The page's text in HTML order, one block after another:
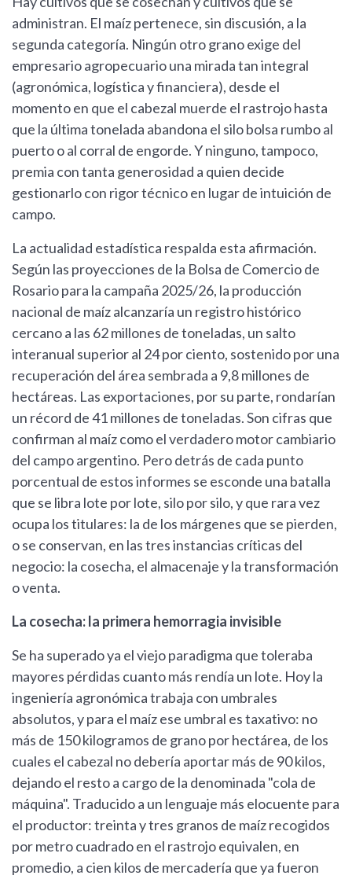
administran. El maíz pertenece, sin discusión, a la
segunda categoría. Ningún otro grano exige del
empresario agropecuario una mirada tan integral
(agronómica, logística y financiera), desde el
momento en que el cabezal muerde el rastrojo hasta
que la última tonelada abandona el silo bolsa rumbo al
puerto o al corral de engorde. Y ninguno, tampoco,
premia con tanta generosidad a quien decide
gestionarlo con rigor técnico en lugar de intuición de
campo.
La actualidad estadística respalda esta afirmación.
Según las proyecciones de la Bolsa de Comercio de
Rosario para la campaña 2025/26, la producción
nacional de maíz alcanzaría un registro histórico
cercano a las 62 millones de toneladas, un salto
interanual superior al 24 por ciento, sostenido por una
recuperación del área sembrada a 9,8 millones de
hectáreas. Las exportaciones, por su parte, rondarían
un récord de 41 millones de toneladas. Son cifras que
confirman al maíz como el verdadero motor cambiario
del campo argentino. Pero detrás de cada punto
porcentual de estos informes se esconde una batalla
que se libra lote por lote, silo por silo, y que rara vez
ocupa los titulares: la de los márgenes que se pierden,
o se conservan, en las tres instancias críticas del
negocio: la cosecha, el almacenaje y la transformación
o venta.
La cosecha: la primera hemorragia invisible
Se ha superado ya el viejo paradigma que toleraba
mayores pérdidas cuanto más rendía un lote. Hoy la
ingeniería agronómica trabaja con umbrales
absolutos, y para el maíz ese umbral es taxativo: no
más de 150 kilogramos de grano por hectárea, de los
cuales el cabezal no debería aportar más de 90 kilos,
dejando el resto a cargo de la denominada "cola de
máquina". Traducido a un lenguaje más elocuente para
el productor: treinta y tres granos de maíz recogidos
por metro cuadrado en el rastrojo equivalen, en
promedio, a cien kilos de mercadería que ya fueron